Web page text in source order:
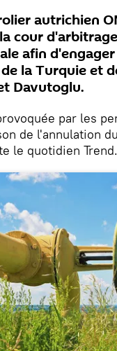
autrichien
cour
afin
la Turquie et
Davutoglu.
par les
de l'annulation
le quotidien Trend.